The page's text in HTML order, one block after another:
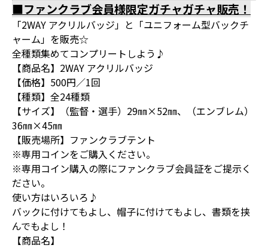
■ファンクラブ会員様限定ガチャガチャ販売！
「2WAY アクリルバッジ」と「ユニフォーム型バックチ
ャーム」を販売☆
全種類集めてコンプリートしよう♪
【商品名】2WAY アクリルバッジ
【価格】500円／1回
【種類】全24種類
【サイズ】（監督・選手）29㎜×52㎜、（エンブレム）
36㎜×45㎜
【販売場所】ファンクラブテント
※専用コインをご購入ください。
※専用コイン購入の際にファンクラブ会員証をご提示く
ださい。
使い方はいろいろ♪
バックに付けてもよし、帽子に付けてもよし、書類を挟
んでもよし！
【商品名】